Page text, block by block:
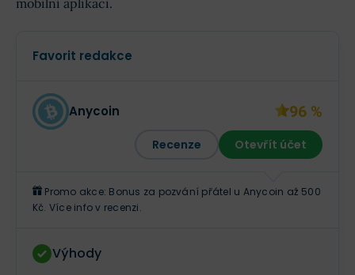
Favorit redakce
Anycoin 96 %
Recenze Otevřít účet
Promo akce: Bonus za pozvání přátel u Anycoin až 500
Kč. Více info v recenzi.
Výhody